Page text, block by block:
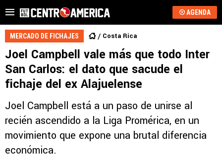
AGENDA
MERCADO DE FICHAJES Costa Rica
Joel Campbell vale más que todo Inter
San Carlos: el dato que sacude el
fichaje del ex Alajuelense
Joel Campbell está a un paso de unirse al
recién ascendido a la Liga Promérica, en un
movimiento que expone una brutal diferencia
económica.